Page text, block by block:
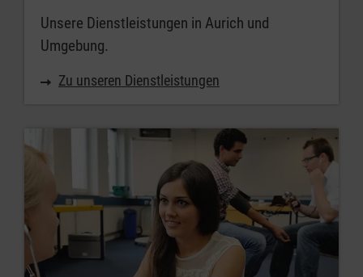
Unsere Dienstleistungen in Aurich und
Umgebung.
Zu unseren Dienstleistungen